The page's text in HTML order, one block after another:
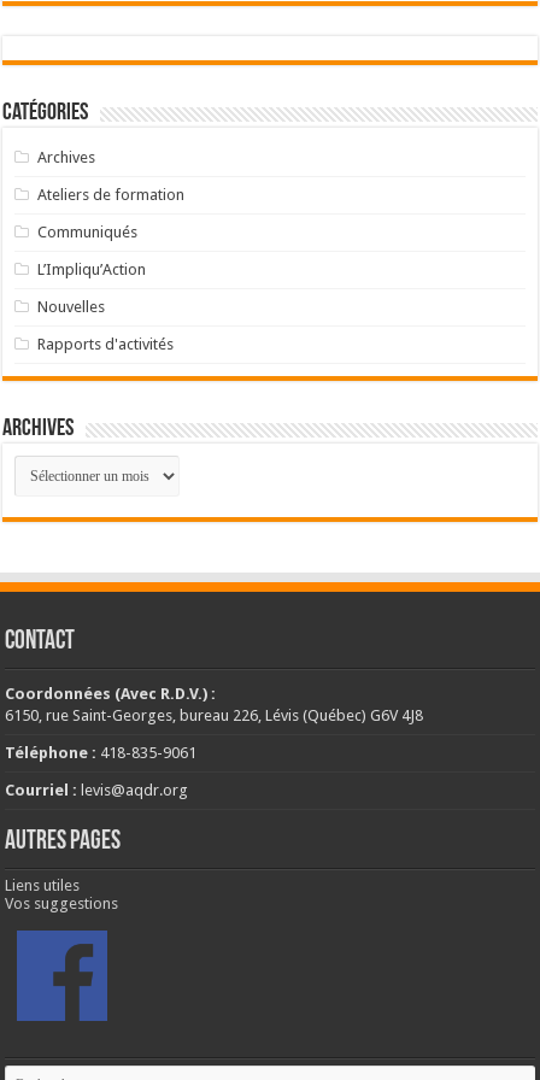
Catégories
Archives
Ateliers de formation
Communiqués
L’Impliqu’Action
Nouvelles
Rapports d'activités
Archives
Archives
CONTACT
Coordonnées (Avec R.D.V.) :
6150, rue Saint-Georges, bureau 226, Lévis (Québec) G6V 4J8
Téléphone : 418-835-9061
Courriel : levis@aqdr.org
AUTRES PAGES
Liens utiles
Vos suggestions